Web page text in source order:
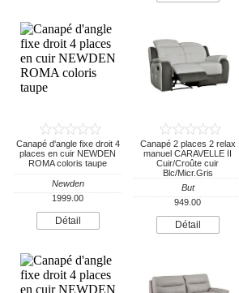
Canapé d'angle fixe droit 4
places en cuir NEWDEN
ROMA coloris taupe
Newden
1999.00
Détail
Canapé 2 places 2 relax
manuel CARAVELLE II
Cuir/Croûte cuir
Blc/Micr.Gris
But
949.00
Détail